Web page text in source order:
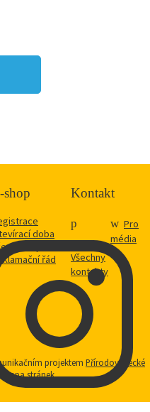
shop
doba
o nákupu
řád
Kontakt
Všechny
kontakty
Pro
média
projektem Přírodovědecké
Mapa stránek